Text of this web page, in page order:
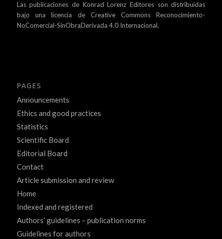
Las publicaciones de Konrad Lorenz Editores son distribuidas
bajo unalicencia de Creative Commons Reconocimiento-
NoComercial-SinObraDerivada 4.0 Internacional.
PAGES
Announcements
Ethics and good practices
Statistics
Scientific Board
Editorial Board
Contact
Article submission and review
Home
Indexed and registered
Authors’ guidelines – publication norms
Guidelines for authors